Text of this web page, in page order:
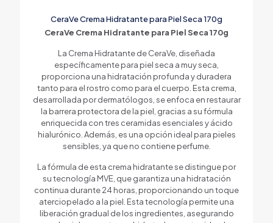
CeraVe Crema Hidratante para Piel Seca 170g
CeraVe Crema Hidratante para Piel Seca 170g
La Crema Hidratante de CeraVe, diseñada
específicamente para piel seca a muy seca,
proporciona una hidratación profunda y duradera
tanto para el rostro como para el cuerpo. Esta crema,
desarrollada por dermatólogos, se enfoca en restaurar
la barrera protectora de la piel, gracias a su fórmula
enriquecida con tres ceramidas esenciales y ácido
hialurónico. Además, es una opción ideal para pieles
sensibles, ya que no contiene perfume.
La fórmula de esta crema hidratante se distingue por
su tecnología MVE, que garantiza una hidratación
continua durante 24 horas, proporcionando un toque
aterciopelado a la piel. Esta tecnología permite una
liberación gradual de los ingredientes, asegurando